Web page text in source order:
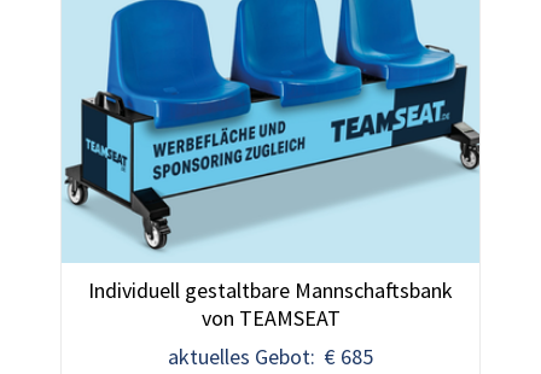
Individuell gestaltbare Mannschaftsbank
von TEAMSEAT
aktuelles Gebot: € 685